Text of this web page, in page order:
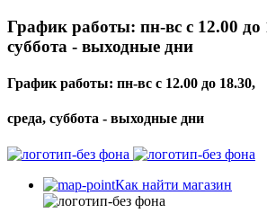
График работы: пн-вс с 12.00 до
суббота - выходные дни
График работы: пн-вс с 12.00 до 18.30,
среда, суббота - выходные дни
Как найти магазин